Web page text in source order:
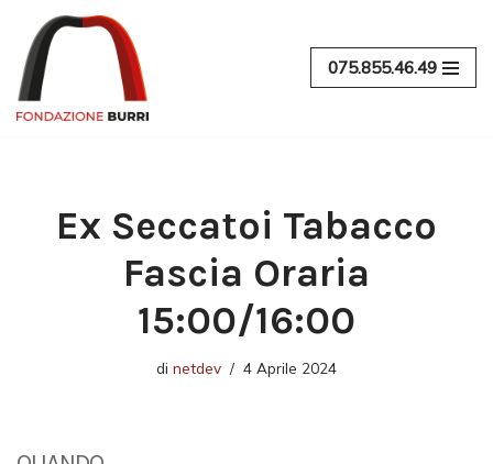
Vai
al
contenuto
075.855.46.49
Ex Seccatoi Tabacco
Fascia Oraria
15:00/16:00
di netdev 4 Aprile 2024